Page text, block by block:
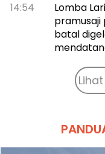
14:54
Lomba
pramusaji
batal